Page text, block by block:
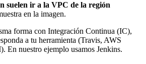
suelen ir a la VPC de la región
en la imagen.
forma con Integración Continua (IC),
a tu herramienta (Travis, AWS
En nuestro ejemplo usamos Jenkins.